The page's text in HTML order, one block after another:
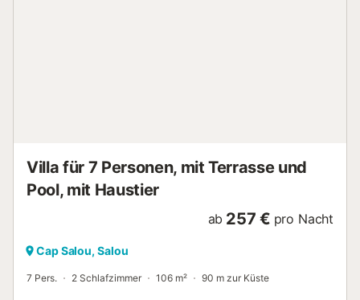
Villa für 7 Personen, mit Terrasse und
Pool, mit Haustier
ab 257 € pro Nacht
Cap Salou, Salou
7 Pers. 2 Schlafzimmer 106 m² 90 m zur Küste